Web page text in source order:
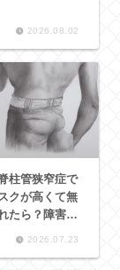
2026.08.02
柱管狭窄症で
クが高くて無
たら？障害者
2026.07.23